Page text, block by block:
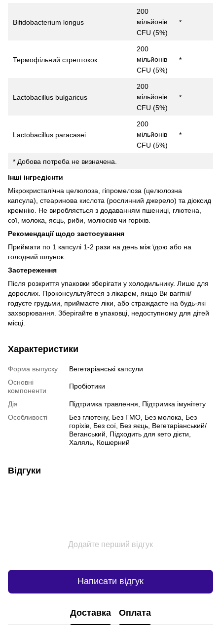
Bifidobacterium longus
200
мільйонів
CFU (5%)
*
Термофільний стрептокок
200
мільйонів
CFU (5%)
*
Lactobacillus bulgaricus
200
мільйонів
CFU (5%)
*
Lactobacillus paracasei
200
мільйонів
CFU (5%)
*
* Добова потреба не визначена.
Інші інгредієнти
Мікрокристалічна целюлоза, гіпромелоза (целюлозна
капсула), стеаринова кислота (рослинний джерело) та діоксид
кремнію. Не виробляється з додаванням пшениці, глютена,
сої, молока, яєць, риби, молюсків чи горіхів.
Рекомендації щодо застосування
Приймати по 1 капсулі 1-2 рази на день між їдою або на
голодний шлунок.
Застереження
Після розкриття упаковки зберігати у холодильнику. Лише для
дорослих. Проконсультуйтеся з лікарем, якщо Ви вагітні/
годуєте грудьми, приймаєте ліки, або страждаєте на будь-які
захворювання. Зберігайте в упаковці, недоступному для дітей
місці.
Характеристики
Форма выпуску
Вегетаріанські капсули
Основні
компоненти
Пробіотики
Дія
Підтримка травлення, Підтримка імунітету
Особливості
Без глютену, Без ГМО, Без молока, Без
горіхів, Без сої, Без яєць, Вегетаріанський/
Веганський, Підходить для кето дієти,
Халяль, Кошерний
Відгуки
Додайте перший відгук
Написати відгук
Доставка Оплата